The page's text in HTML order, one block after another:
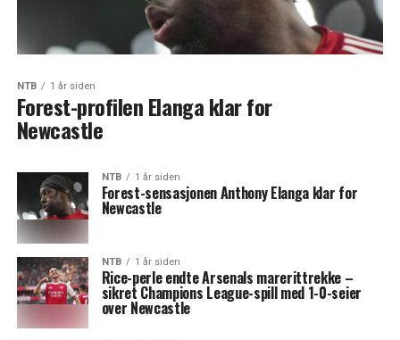
NTB 1 år siden
Forest-profilen Elanga klar for
Newcastle
NTB 1 år siden
Forest-sensasjonen Anthony Elanga klar for
Newcastle
NTB 1 år siden
Rice-perle endte Arsenals marerittrekke –
sikret Champions League-spill med 1-0-seier
over Newcastle